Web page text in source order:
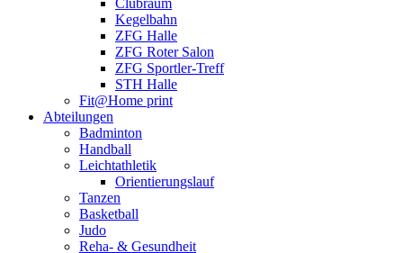
Clubraum
Kegelbahn
ZFG Halle
ZFG Roter Salon
ZFG Sportler-Treff
STH Halle
Fit@Home print
Abteilungen
Badminton
Handball
Leichtathletik
Orientierungslauf
Tanzen
Basketball
Judo
Reha- & Gesundheit